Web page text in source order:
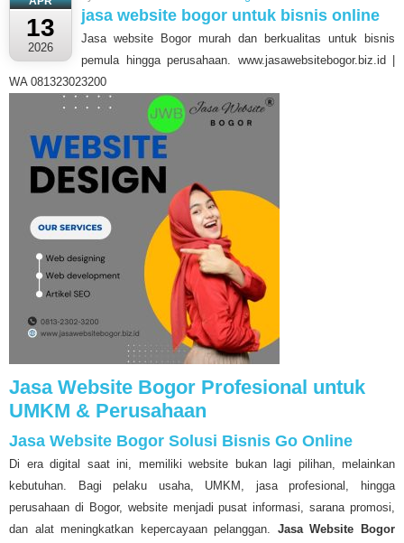
13
2026
jasa website bogor untuk bisnis online
Jasa website Bogor murah dan berkualitas untuk bisnis
pemula hingga perusahaan. www.jasawebsitebogor.biz.id |
WA 081323023200
Jasa Website Bogor Profesional untuk
UMKM & Perusahaan
Jasa Website Bogor Solusi Bisnis Go Online
Di era digital saat ini, memiliki website bukan lagi pilihan, melainkan
kebutuhan. Bagi pelaku usaha, UMKM, jasa profesional, hingga
perusahaan di Bogor, website menjadi pusat informasi, sarana promosi,
dan alat meningkatkan kepercayaan pelanggan. Jasa Website Bogor